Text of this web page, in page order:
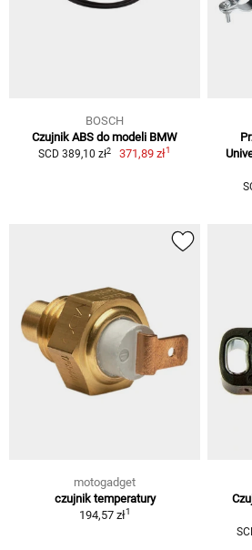
BOSCH
Czujnik ABS do modeli BMW
SCD 389,10 zł2 371,89 zł1
motogadget
czujnik temperatury
194,57 zł1